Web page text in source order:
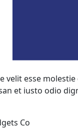
esse molestie
et iusto odio
Co